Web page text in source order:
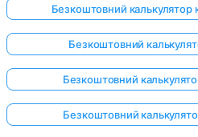
Безкоштовний калькулятор
Безкоштовний
Безкоштовний
Безкоштовний